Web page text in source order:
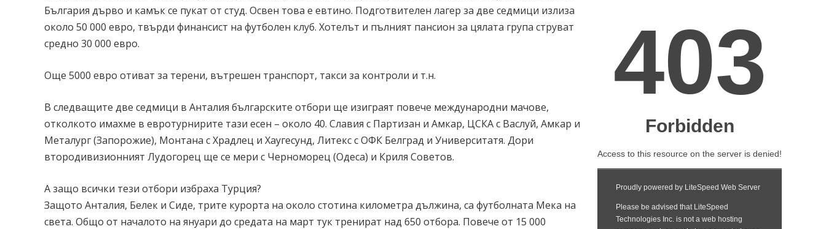
България дърво и камък се пукат от студ. Освен това е евтино. Подготвителен лагер за две седмици излиза
около 50 000 евро, твърди финансист на футболен клуб. Хотелът и пълният пансион за цялата група струват
средно 30 000 евро.
Още 5000 евро отиват за терени, вътрешен транспорт, такси за контроли и т.н.
В следващите две седмици в Анталия българските отбори ще изиграят повече международни мачове,
отколкото имахме в евротурнирите тази есен – около 40. Славия с Партизан и Амкар, ЦСКА с Васлуй, Амкар и
Металург (Запорожие), Монтана с Храдлец и Хаугесунд, Литекс с ОФК Белград и Университатя. Дори
втородивизионният Лудогорец ще се мери с Черноморец (Одеса) и Криля Советов.
А защо всички тези отбори избраха Турция?
Защото Анталия, Белек и Сиде, трите курорта на около стотина километра дължина, са футболната Мека на
света. Общо от началото на януари до средата на март тук тренират над 650 отбора. Повече от 15 000